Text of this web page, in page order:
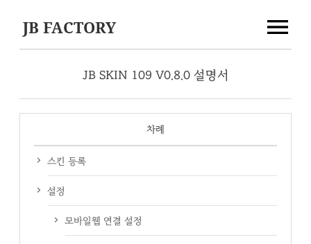
JB FACTORY
JB SKIN 109 V0.8.0 설명서
차례
스킨 등록
설정
모바일웹 연결 설정